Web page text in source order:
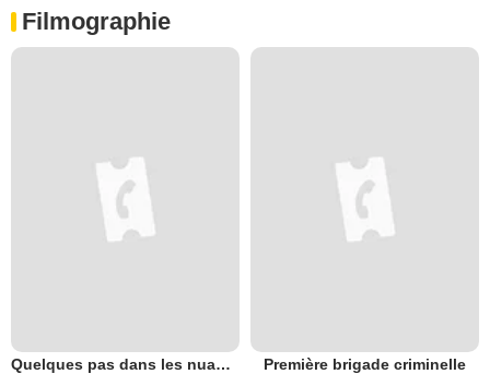
Filmographie
Quelques pas dans les nuages Première brigade criminelle